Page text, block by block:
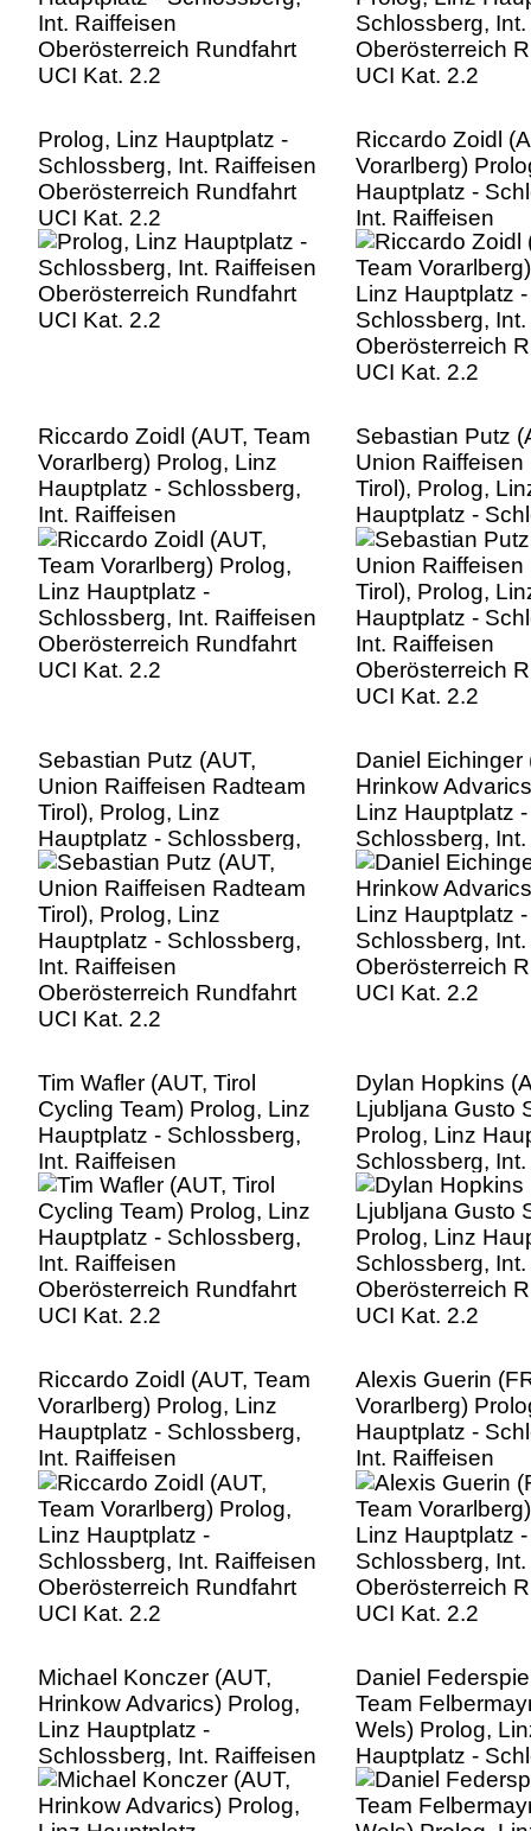
Prolog, Linz Hauptplatz -
Schlossberg, Int. Raiffeisen
Oberösterreich Rundfahrt
UCI Kat. 2.2
Riccardo Zoidl
Vorarlberg)
Hauptplatz -
Int. Raiffeisen
Oberösterreich
UCI Kat. 2.2
Riccardo Zoidl (AUT, Team
Vorarlberg) Prolog, Linz
Hauptplatz - Schlossberg,
Int. Raiffeisen
Oberösterreich Rundfahrt
UCI Kat. 2.2
Sebastian Putz
Union Raiffeisen
Tirol), Prolog,
Hauptplatz -
Int. Raiffeisen
Oberösterreich
UCI Kat. 2.2
Sebastian Putz (AUT,
Union Raiffeisen Radteam
Tirol), Prolog, Linz
Hauptplatz - Schlossberg,
Int. Raiffeisen
Oberösterreich Rundfahrt
UCI Kat. 2.2
Daniel Eichinger
Hrinkow
Linz Hauptplatz -
Schlossberg,
Oberösterreich
UCI Kat. 2.2
Tim Wafler (AUT, Tirol
Cycling Team) Prolog, Linz
Hauptplatz - Schlossberg,
Int. Raiffeisen
Oberösterreich Rundfahrt
UCI Kat. 2.2
Dylan Hopkins
Ljubljana Gusto
Prolog, Linz
Schlossberg,
Oberösterreich
UCI Kat. 2.2
Riccardo Zoidl (AUT, Team
Vorarlberg) Prolog, Linz
Hauptplatz - Schlossberg,
Int. Raiffeisen
Oberösterreich Rundfahrt
UCI Kat. 2.2
Alexis Guerin
Vorarlberg)
Hauptplatz -
Int. Raiffeisen
Oberösterreich
UCI Kat. 2.2
Michael Konczer (AUT,
Hrinkow Advarics) Prolog,
Linz Hauptplatz -
Schlossberg, Int. Raiffeisen
Oberösterreich Rundfahrt
UCI Kat. 2.2
Daniel
Team
Wels) Prolog,
Hauptplatz -
Int. Raiffeisen
Oberösterreich